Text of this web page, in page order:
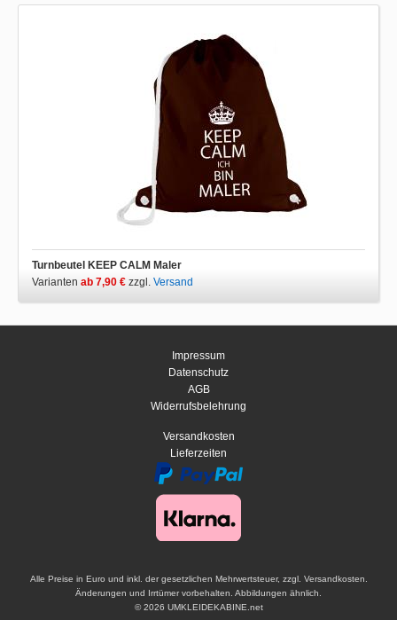
Turnbeutel KEEP CALM Maler
Varianten ab 7,90 € zzgl. Versand
Impressum
Datenschutz
AGB
Widerrufsbelehrung
Versandkosten
Lieferzeiten
Alle Preise in Euro und inkl. der gesetzlichen Mehrwertsteuer, zzgl. Versandkosten.
Änderungen und Irrtümer vorbehalten. Abbildungen ähnlich.
© 2026 UMKLEIDEKABINE.net